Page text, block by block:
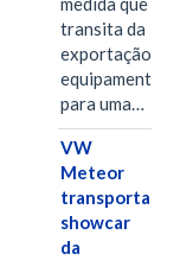
transita da
exportação de
equipamentos
para uma…
VW
Meteor
transporta
showcar
da